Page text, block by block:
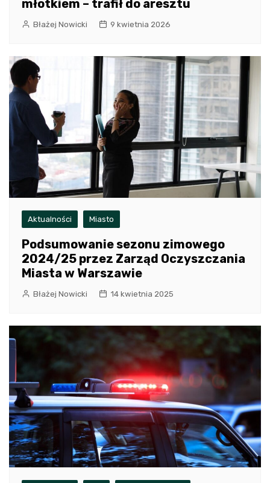
młotkiem – trafił do aresztu
Błażej Nowicki 9 kwietnia 2026
Aktualności Miasto
Podsumowanie sezonu zimowego
2024/25 przez Zarząd Oczyszczania
Miasta w Warszawie
Błażej Nowicki 14 kwietnia 2025